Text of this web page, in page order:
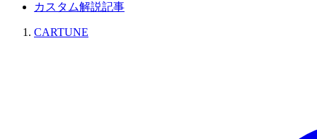
カスタム解説記事
CARTUNE